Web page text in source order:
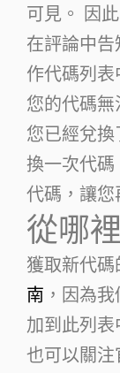
可見。 因
在評論中
作代碼列表
您的代碼
您已經兌
換一次代
代碼，讓您
從哪
獲取新代
南 ，因為
加到此列表
也可以關注